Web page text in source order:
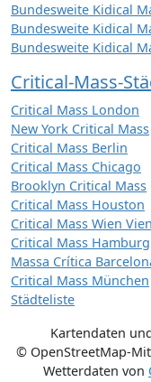
Bundesweite Kidical
Bundesweite Kidical
Bundesweite Kidical
Critical-Mass-
Critical Mass London
New York Critical Mass
Critical Mass Berlin
Critical Mass Chicago
Brooklyn Critical Mass
Critical Mass Houston
Critical Mass Wien
Critical Mass Hamburg
Massa Crítica
Critical Mass München
Städteliste
Kartendaten
© OpenStreetMap-
Wetterdaten von